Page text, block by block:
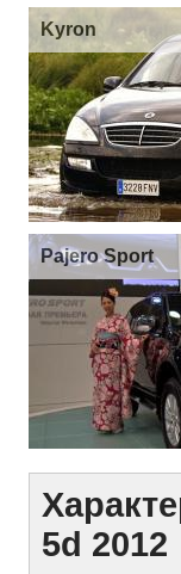
Kyron
Pajero Sport
5d 2012